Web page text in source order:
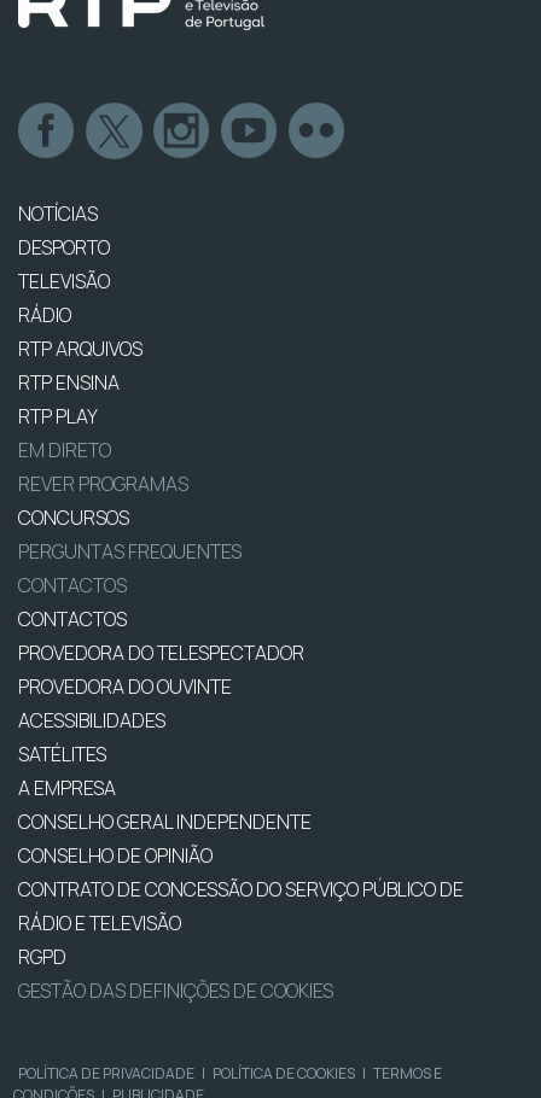
NOTÍCIAS
DESPORTO
TELEVISÃO
RÁDIO
RTP ARQUIVOS
RTP ENSINA
RTP PLAY
EM DIRETO
REVER PROGRAMAS
CONCURSOS
PERGUNTAS FREQUENTES
CONTACTOS
CONTACTOS
PROVEDORA DO TELESPECTADOR
PROVEDORA DO OUVINTE
ACESSIBILIDADES
SATÉLITES
A EMPRESA
CONSELHO GERAL INDEPENDENTE
CONSELHO DE OPINIÃO
CONTRATO DE CONCESSÃO DO SERVIÇO PÚBLICO DE
RÁDIO E TELEVISÃO
RGPD
GESTÃO DAS DEFINIÇÕES DE COOKIES
POLÍTICA DE PRIVACIDADE | POLÍTICA DE COOKIES | TERMOS E